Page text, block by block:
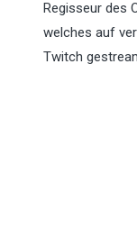
Regisseur des
welches auf
Twitch